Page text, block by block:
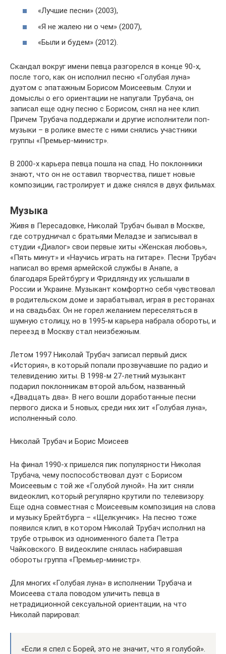
«Лучшие песни» (2003),
«Я не жалею ни о чем» (2007),
«Были и будем» (2012).
Скандал вокруг имени певца разгорелся в конце 90-х,
после того, как он исполнил песню «Голубая луна»
дуэтом с эпатажным Борисом Моисеевым. Слухи и
домыслы о его ориентации не напугали Трубача, он
записал еще одну песню с Борисом, снял на нее клип.
Причем Трубача поддержали и другие исполнители поп-
музыки – в ролике вместе с ними снялись участники
группы «Премьер-министр».
В 2000-х карьера певца пошла на спад. Но поклонники
знают, что он не оставил творчества, пишет новые
композиции, гастролирует и даже снялся в двух фильмах.
Музыка
Живя в Пересадовке, Николай Трубач бывал в Москве,
где сотрудничал с братьями Меладзе и записывал в
студии «Диалог» свои первые хиты «Женская любовь»,
«Пять минут» и «Научись играть на гитаре». Песни Трубач
написал во время армейской службы в Анапе, а
благодаря Брейтбургу и Фридлянду их услышали в
России и Украине. Музыкант комфортно себя чувствовал
в родительском доме и зарабатывал, играя в ресторанах
и на свадьбах. Он не горел желанием переселяться в
шумную столицу, но в 1995-м карьера набрала обороты, и
переезд в Москву стал неизбежным.
Летом 1997 Николай Трубач записал первый диск
«История», в который попали прозвучавшие по радио и
телевидению хиты. В 1998-м 27-летний музыкант
подарил поклонникам второй альбом, названный
«Двадцать два». В него вошли доработанные песни
первого диска и 5 новых, среди них хит «Голубая луна»,
исполненный соло.
Николай Трубач и Борис Моисеев
На финал 1990-х пришелся пик популярности Николая
Трубача, чему поспособствовал дуэт с Борисом
Моисеевым с той же «Голубой луной». На хит сняли
видеоклип, который регулярно крутили по телевизору.
Еще одна совместная с Моисеевым композиция на слова
и музыку Брейтбурга – «Щелкунчик». На песню тоже
появился клип, в котором Николай Трубач исполнил на
трубе отрывок из одноименного балета Петра
Чайковского. В видеоклипе снялась набиравшая
обороты группа «Премьер-министр».
Для многих «Голубая луна» в исполнении Трубача и
Моисеева стала поводом уличить певца в
нетрадиционной сексуальной ориентации, на что
Николай парировал:
«Если я спел с Борей, это не значит, что я голубой».